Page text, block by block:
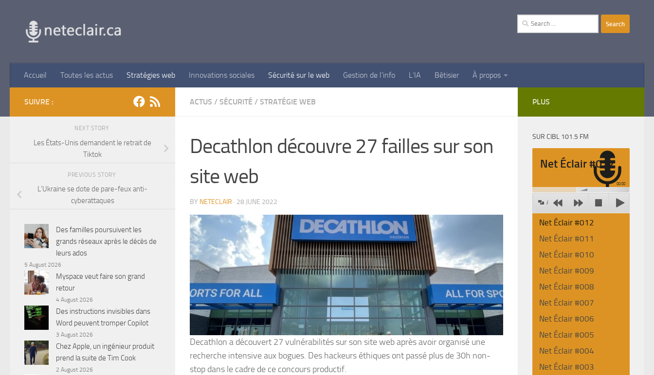
Search
for:
Accueil Toutes les actus Stratégies web Innovations sociales Sécurité sur le web Gestion de l’info L’IA Bêtisier À propos
ACTUS / SÉCURITÉ / STRATÉGIE WEB
Decathlon découvre 27 failles sur son
site web
BY NETECLAIR · 28 JUNE 2022
Decathlon a découvert 27 vulnérabilités sur son site web après avoir organisé une
recherche intensive aux bogues. Des hackeurs éthiques ont passé plus de 30h non-
stop dans le cadre de ce concours productif.
SUIVRE :
NEXT STORY
Les États-Unis demandent le retrait de
Tiktok
PREVIOUS STORY
L’Ukraine se dote de pare-feux anti-
cyberattaques
Des familles poursuivent les
grands réseaux après le décès de
leurs ados
5 August 2026
Myspace veut faire son grand
retour
4 August 2026
Des instructions invisibles dans
Word peuvent tromper Copilot
3 August 2026
Chez Apple, un ingénieur produit
prend la suite de Tim Cook
2 August 2026
PLUS
SUR CIBL 101.5 FM
Net Éclair #012
00:00
Agrandir
Net Éclair #012
Net Éclair #011
Net Éclair #010
Net Éclair #009
Net Éclair #008
Net Éclair #007
Net Éclair #006
Net Éclair #005
Net Éclair #004
Net Éclair #003